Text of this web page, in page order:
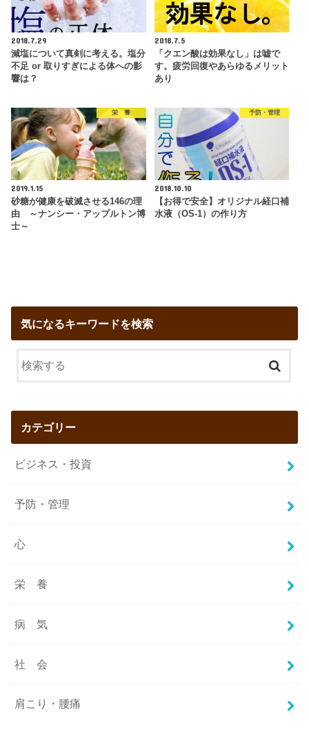
2018.7.29
減塩について真剣に考える。塩分
不足 or 取りすぎによる体への影
響は？
2018.7.5
「クエン酸は効果なし」は嘘で
す。疲労回復やあらゆるメリット
あり
栄 養
2019.1.15
砂糖が健康を破滅させる146の理
由 ～ナンシー・アップルトン博
士～
予防・管理
2018.10.10
【お得で安全】オリジナル経口補
水液（OS-1）の作り方
気になるキーワードを検索
カテゴリー
ビジネス・投資
予防・管理
心
栄 養
病 気
社 会
肩こり・腰痛